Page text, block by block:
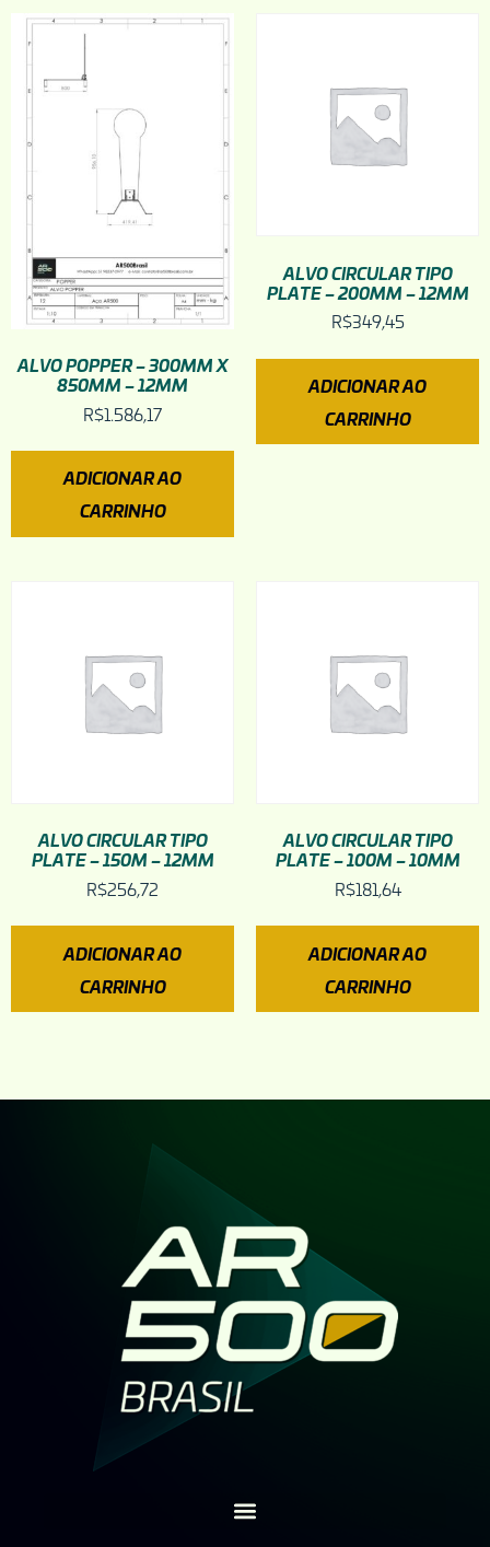
ALVO POPPER – 300MM X
850MM – 12MM
R$1.586,17
ADICIONAR AO
CARRINHO
ALVO CIRCULAR TIPO
PLATE – 200MM – 12MM
R$349,45
ADICIONAR AO
CARRINHO
ALVO CIRCULAR TIPO
PLATE – 150M – 12MM
R$256,72
ADICIONAR AO
CARRINHO
ALVO CIRCULAR TIPO
PLATE – 100M – 10MM
R$181,64
ADICIONAR AO
CARRINHO